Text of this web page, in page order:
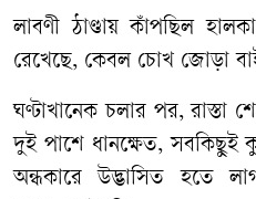
লাবণী ঠাণ্ডায় কাঁপছিল
রেখেছে, কেবল চোখ জোড়া
ঘণ্টাখানেক চলার পর, রাস্তা
দুই পাশে ধানক্ষেত, সবকিছুই
অন্ধকারে উদ্ভাসিত হতে